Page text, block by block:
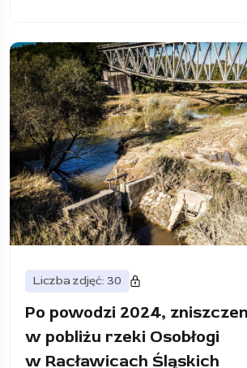
Liczba zdjęć: 30
Po powodzi 2024,
w pobliżu rzeki Osobłogi
w Racławicach Śląskich